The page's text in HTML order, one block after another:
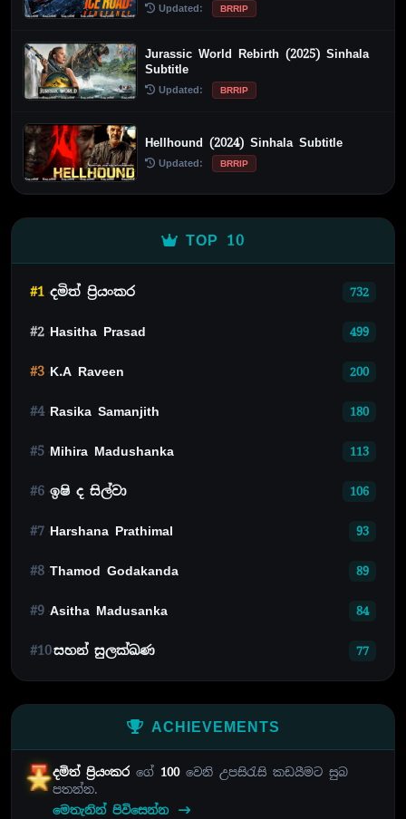
Updated: BRRIP
Jurassic World Rebirth (2025) Sinhala
Subtitle
Updated: BRRIP
Hellhound (2024) Sinhala Subtitle
Updated: BRRIP
TOP 10
#1 දමිත් ප්‍රියංකර 732
#2 Hasitha Prasad 499
#3 K.A Raveen 200
#4 Rasika Samanjith 180
#5 Mihira Madushanka 113
#6 ඉෂි ද සිල්වා 106
#7 Harshana Prathimal 93
#8 Thamod Godakanda 89
#9 Asitha Madusanka 84
#10සහන් සුලක්ඛණ 77
ACHIEVEMENTS
දමිත් ප්‍රියංකරගේ 100වෙනි උපසිරැසි කඩයීමට සුබ
පතන්න.
මෙතැනින් පිවිසෙන්න